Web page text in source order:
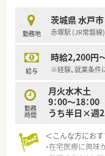
勤務地
茨城県 水戸市
赤塚駅 (JR常磐線)
給与
時給2,200円
※経験、就業条件
勤務
時間
月火水木土
9：00～18：00
うち半日×週
＜こんな方にお
・在宅医療に興味